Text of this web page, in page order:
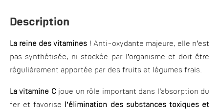
Description
La reine des vitamines ! Anti-oxydante majeure, elle n’est
pas synthétisée, ni stockée par l’organisme et doit être
régulièrement apportée par des fruits et légumes frais.
La vitamine C joue un rôle important dans l’absorption du
fer et favorise l’élimination des substances toxiques et